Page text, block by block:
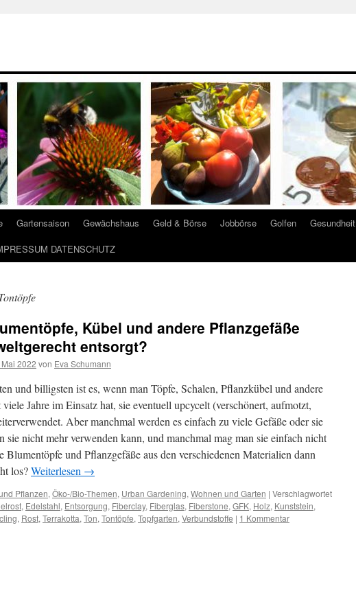
Gartensaison Gewächshaus Geld & Börse Jobbörse Golfen Gesundheit
DATENSCHUTZ
Kübel und andere Pflanzgefäße
entsorgt?
2022 von Eva Schumann
und billigsten ist es, wenn man Töpfe, Schalen, Pflanzkübel und andere
Jahre im Einsatz hat, sie eventuell upcycelt (verschönert, aufmotzt,
Aber manchmal werden es einfach zu viele Gefäße oder sie
sie nicht mehr verwenden kann, und manchmal mag man sie einfach nicht
und Pflanzgefäße aus den verschiedenen Materialien dann
los?Weiterlesen →
Pflanzen, Öko-/Bio-Themen, Urban Gardening, Wohnen und Garten | Verschlagwortet
, Edelstahl, Entsorgung, Fiberclay, Fiberglas, Fiberstone, GFK, Holz, Kunststein,
, Rost, Terrakotta, Ton, Tontöpfe, Topfgarten, Verbundstoffe | 1 Kommentar